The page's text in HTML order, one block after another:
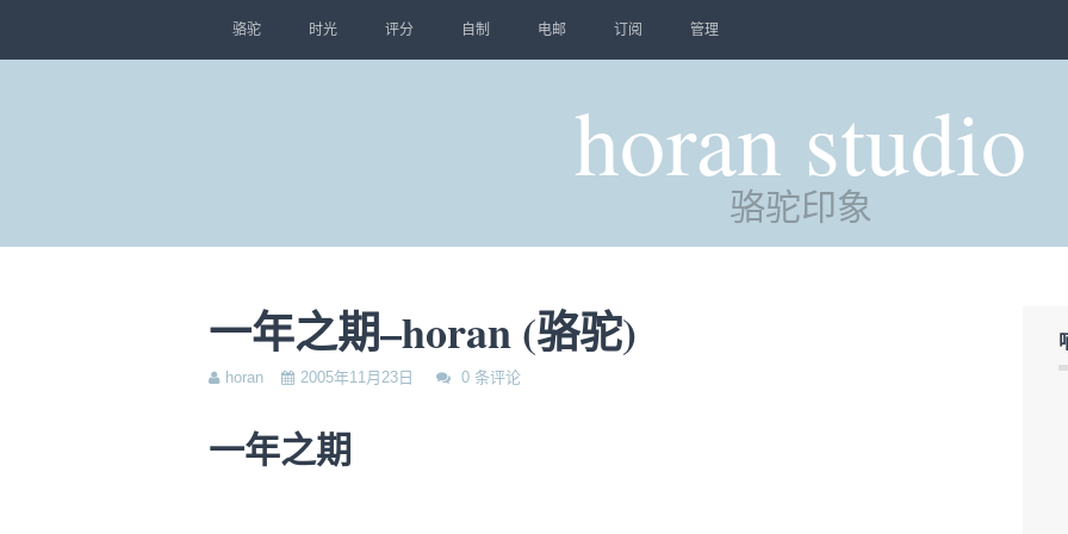
骆驼 时光 评分 自制 电邮 订阅 管理
horan studio
骆驼印象
一年之期–horan (骆驼)
horan 2005年11月23日 0 条评论
一年之期